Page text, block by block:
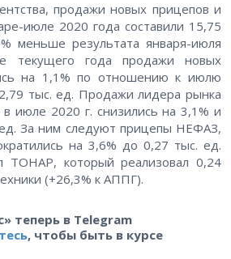
продажи новых прицепов и
июле 2020 года составили 15,75
меньше результата января-июля
текущего года продажи новых
на 1,1% по отношению к июлю
тыс. ед. Продажи лидера рынка
июле 2020 г. снизились на 3,1% и
За ним следуют прицепы НЕФАЗ,
на 3,6% до 0,27 тыс. ед.
ТОНАР, который реализовал 0,24
(+26,3% к АППГ).
теперь в Telegram
, чтобы быть в курсе